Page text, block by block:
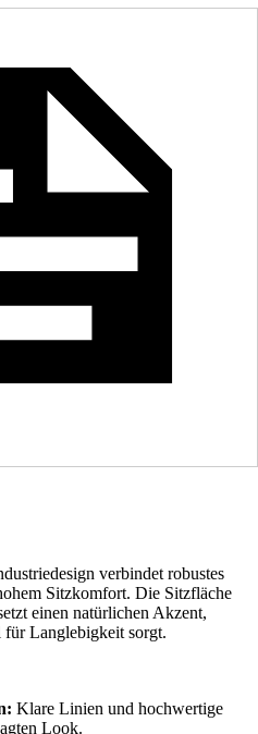
verbindet robustes
Sitzkomfort. Die Sitzfläche
einen natürlichen Akzent,
für Langlebigkeit sorgt.
Klare Linien und hochwertige
Look.